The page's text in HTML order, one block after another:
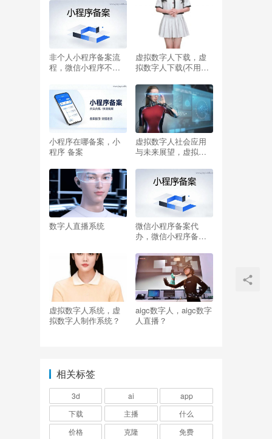
非个人小程序备案流
程，微信小程序不备
虚拟数字人下载，虚
拟数字人下载(不用登
小程序在哪备案，小
程序 备案
虚拟数字人社会应用
与未来展望，虚拟数
数字人直播系统
微信小程序备案代
办，微信小程序备案
虚拟数字人系统，虚
拟数字人制作系统？
aigc数字人，aigc数字
人直播？
相关标签
3d ai
app
下载
主播
什么
价格
克隆 免费